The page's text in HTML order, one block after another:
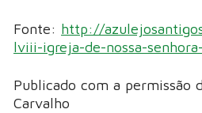
Fonte: http://
lviii-igreja-de-nossa-
Publicado com a permissão
Carvalho